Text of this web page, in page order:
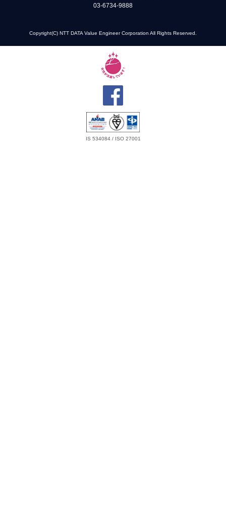
03-6734-9888
Copyright(C) NTT DATA Value Engineer Corporation All Rights Reserved.
IS 534084 / ISO 27001